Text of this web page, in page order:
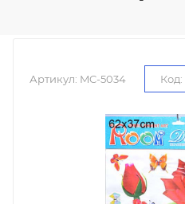
Артикул: MC-5034 Код: